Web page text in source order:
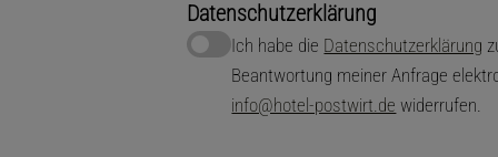
Datenschutzerklärung
Ich habe die Datenschutzerklärung
Beantwortung meiner Anfrage
info@hotel-postwirt.de widerrufen.